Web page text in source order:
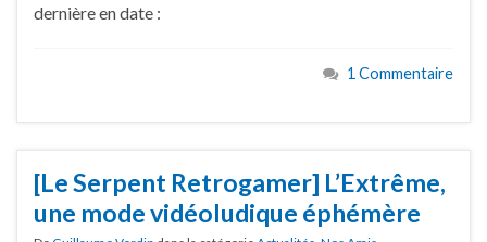
dernière en date :
1 Commentaire
[Le Serpent Retrogamer] L’Extrême,
une mode vidéoludique éphémère